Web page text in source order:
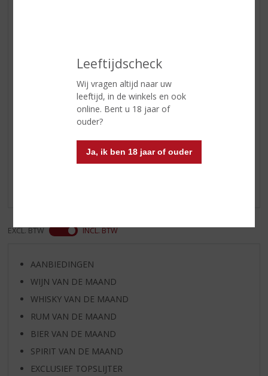
Leeftijdscheck
Wij vragen altijd naar uw
leeftijd, in de winkels en ook
online. Bent u 18 jaar of
ouder?
Ja, ik ben 18 jaar of ouder
frisse salades, pasta's, gegrild
16 - 18 ⁰C
Reviews
Schrijf een review
EXCL. BTW INCL. BTW
AANBIEDINGEN
WIJN VAN DE MAAND
WHISKY VAN DE MAAND
RUM VAN DE MAAND
BIER VAN DE MAAND
SPIRIT VAN DE MAAND
EXCLUSIEF TOPSLIJTER